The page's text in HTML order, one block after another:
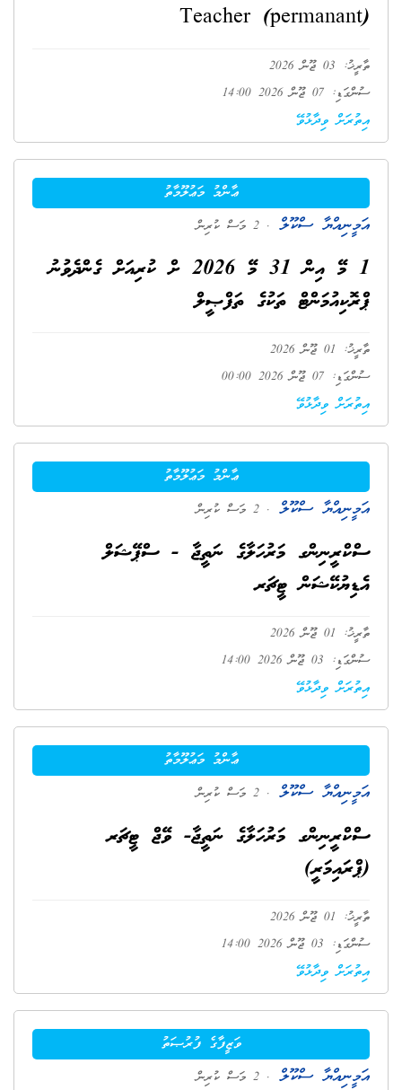
Teacher (permanant)
ތާރީޚު: 03 ޖޫން 2026
ސުންގަޑި: 07 ޖޫން 2026 14:00
އިތުރަށް ވިދާޅުވޭ
ޢާންމު މަޢުލޫމާތު
އަމީނިއްޔާ ސްކޫލް . 2 މަސް ކުރިން
1 މޭ އިން 31 މޭ 2026 ށް ކުރިއަށް ގެންދެވުނު
ޕްރޮކިއުމަންޓް ތަކުގެ ތަފްޞީލް
ތާރީޚު: 01 ޖޫން 2026
ސުންގަޑި: 07 ޖޫން 2026 00:00
އިތުރަށް ވިދާޅުވޭ
ޢާންމު މަޢުލޫމާތު
އަމީނިއްޔާ ސްކޫލް . 2 މަސް ކުރިން
ސްކްރީނިންގ މަރުހަލާގެ ނަތީޖާ - ސްޕޭޝަލް
އެޑިޔުކޭޝަން ޓީޗަރ
ތާރީޚު: 01 ޖޫން 2026
ސުންގަޑި: 03 ޖޫން 2026 14:00
އިތުރަށް ވިދާޅުވޭ
ޢާންމު މަޢުލޫމާތު
އަމީނިއްޔާ ސްކޫލް . 2 މަސް ކުރިން
ސްކްރީނިންގ މަރުހަލާގެ ނަތީޖާ- ވޭޖް ޓީޗަރ
(ޕްރައިމަރީ)
ތާރީޚު: 01 ޖޫން 2026
ސުންގަޑި: 03 ޖޫން 2026 14:00
އިތުރަށް ވިދާޅުވޭ
ވަޒީފާގެ ފުރުޞަތު
އަމީނިއްޔާ ސްކޫލް . 2 މަސް ކުރިން